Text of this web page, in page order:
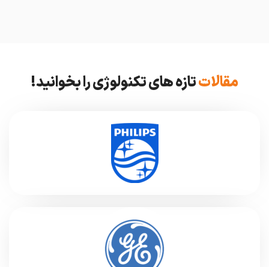
مقالاتتازه های تکنولوژی را بخوانید!